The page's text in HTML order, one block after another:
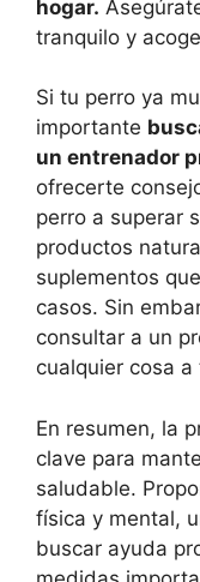
hogar.
tranquilo y
Si tu perro ya
importante
un entrenador
ofrecerte
perro a superar
productos
suplementos
casos. Sin
consultar a un
cualquier cosa a
En resumen, la
clave para
saludable.
física y mental,
buscar ayuda